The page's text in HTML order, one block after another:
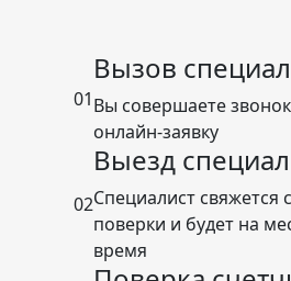
01
Вызов
Вы совершаете
онлайн-заявку
02
Выезд
Специалист свяжется
поверки и будет на
время